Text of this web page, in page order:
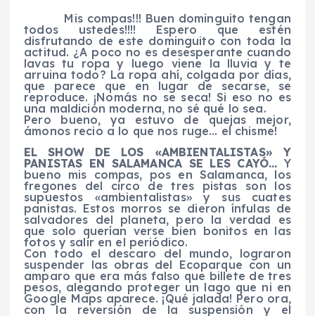
Mis compas!!! Buen dominguito tengan
todos ustedes!!!! Espero que estén
disfrutando de este dominguito con toda la
actitud. ¿A poco no es desesperante cuando
lavas tu ropa y luego viene la lluvia y te
arruina todo? La ropa ahí, colgada por días,
que parece que en lugar de secarse, se
reproduce. ¡Nomás no se seca! Si eso no es
una maldición moderna, no sé qué lo sea.
Pero bueno, ya estuvo de quejas mejor,
ámonos recio a lo que nos ruge… el chisme!
EL SHOW DE LOS «AMBIENTALISTAS» Y
PANISTAS EN SALAMANCA SE LES CAYÓ… Y
bueno mis compas, pos en Salamanca, los
fregones del circo de tres pistas son los
supuestos «ambientalistas» y sus cuates
panistas. Estos morros se dieron ínfulas de
salvadores del planeta, pero la verdad es
que solo querían verse bien bonitos en las
fotos y salir en el periódico.
Con todo el descaro del mundo, lograron
suspender las obras del Ecoparque con un
amparo que era más falso que billete de tres
pesos, alegando proteger un lago que ni en
Google Maps aparece. ¡Qué jalada! Pero ora,
con la reversión de la suspensión y el